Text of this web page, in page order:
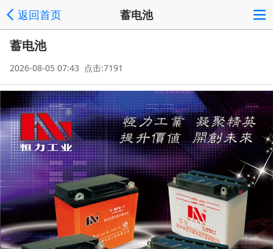
返回首页 蓄电池
蓄电池
2026-08-05 07:43 点击:7191